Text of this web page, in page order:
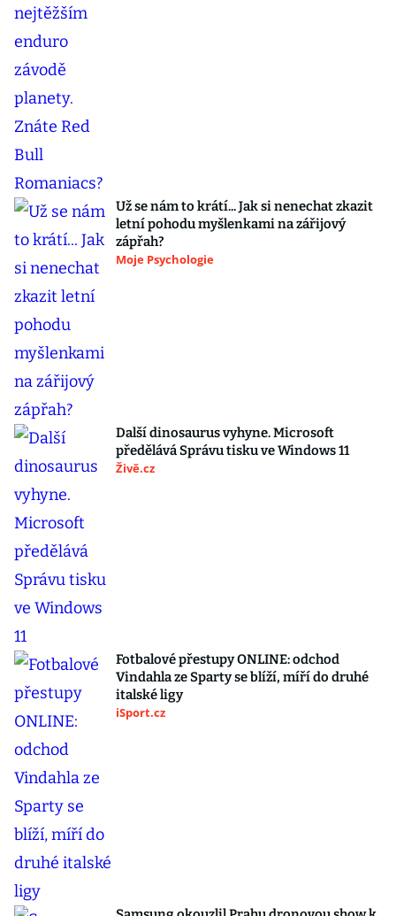
Už se nám to krátí... Jak si nenechat zkazit
letní pohodu myšlenkami na zářijový
zápřah?
Moje Psychologie
Další dinosaurus vyhyne. Microsoft
předělává Správu tisku ve Windows 11
Živě.cz
Fotbalové přestupy ONLINE: odchod
Vindahla ze Sparty se blíží, míří do druhé
italské ligy
iSport.cz